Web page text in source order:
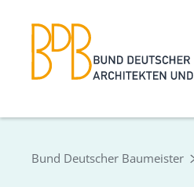
Bund Deutscher Baumeister